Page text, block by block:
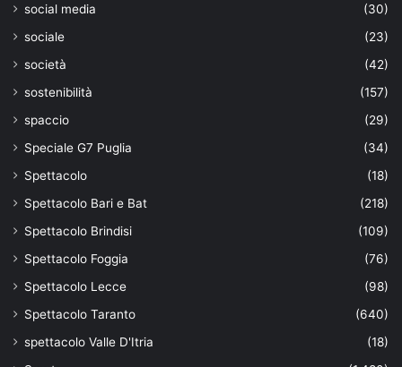
social media
(30)
sociale
(23)
società
(42)
sostenibilità
(157)
spaccio
(29)
Speciale G7 Puglia
(34)
Spettacolo
(18)
Spettacolo Bari e Bat
(218)
Spettacolo Brindisi
(109)
Spettacolo Foggia
(76)
Spettacolo Lecce
(98)
Spettacolo Taranto
(640)
spettacolo Valle D'Itria
(18)